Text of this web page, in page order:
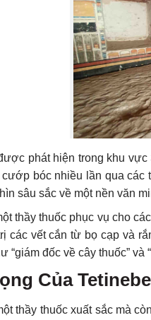
phát hiện trong khu
cướp bóc nhiều lần qua
sâu sắc về một nền văn
thầy thuốc phục vụ cho
các vết cắn từ bọ cạp và
“giám đốc về cây thuốc”
Của
thầy thuốc xuất sắc mà